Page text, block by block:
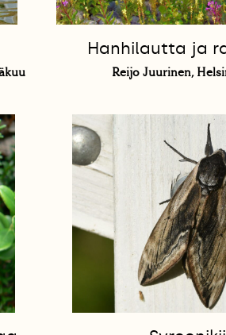
Hanhilautta ja
Reijo Juurinen,